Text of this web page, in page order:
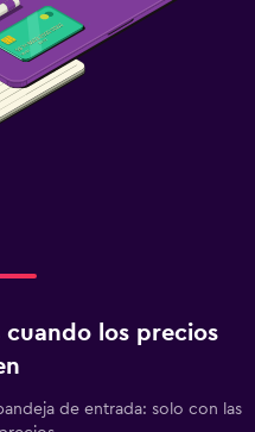
cuando los precios
de entrada: solo con las